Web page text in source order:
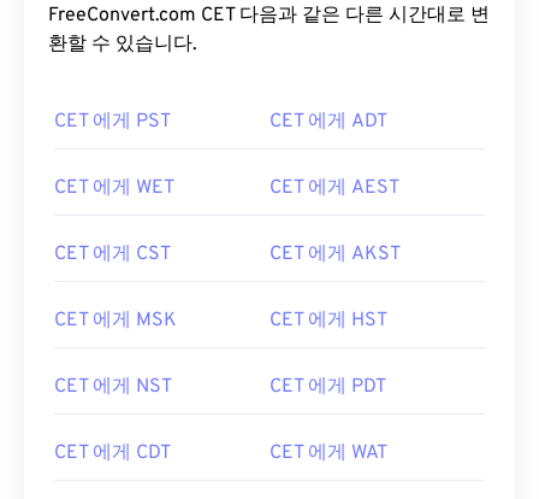
FreeConvert.com CET 다음과 같은 다른 시간대로 변
환할 수 있습니다.
CET 에게 PST CET 에게 ADT
CET 에게 WET CET 에게 AEST
CET 에게 CST CET 에게 AKST
CET 에게 MSK CET 에게 HST
CET 에게 NST CET 에게 PDT
CET 에게 CDT CET 에게 WAT